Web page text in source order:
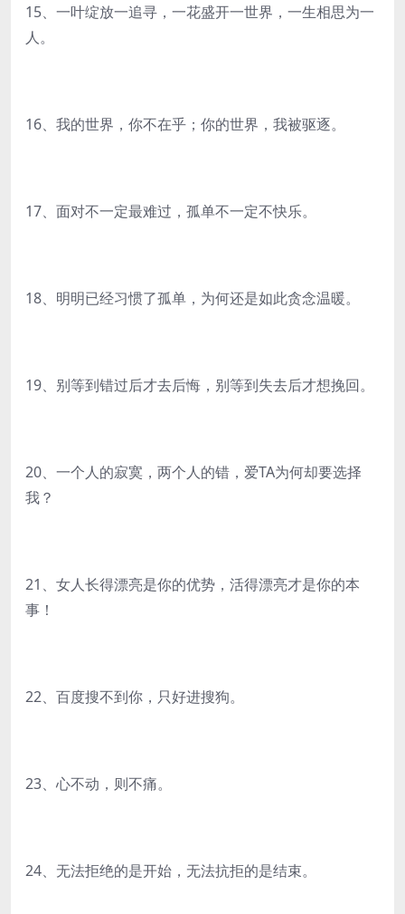
15、一叶绽放一追寻，一花盛开一世界，一生相思为一
人。
16、我的世界，你不在乎；你的世界，我被驱逐。
17、面对不一定最难过，孤单不一定不快乐。
18、明明已经习惯了孤单，为何还是如此贪念温暖。
19、别等到错过后才去后悔，别等到失去后才想挽回。
20、一个人的寂寞，两个人的错，爱TA为何却要选择
我？
21、女人长得漂亮是你的优势，活得漂亮才是你的本
事！
22、百度搜不到你，只好进搜狗。
23、心不动，则不痛。
24、无法拒绝的是开始，无法抗拒的是结束。